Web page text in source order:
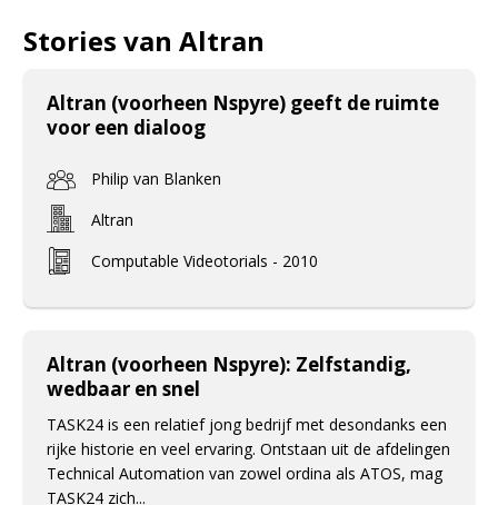
Stories van Altran
Altran (voorheen Nspyre) geeft de ruimte
voor een dialoog
Philip van Blanken
Altran
Computable Videotorials - 2010
Altran (voorheen Nspyre): Zelfstandig,
wedbaar en snel
TASK24 is een relatief jong bedrijf met desondanks een
rijke historie en veel ervaring. Ontstaan uit de afdelingen
Technical Automation van zowel ordina als ATOS, mag
TASK24 zich...